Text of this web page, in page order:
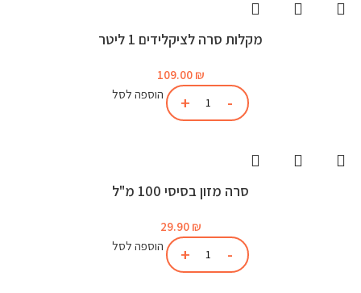
מקלות סרה לציקלידים 1 ליטר
109.00 ₪
הוספה לסל
סרה מזון בסיסי 100 מ"ל
29.90 ₪
הוספה לסל